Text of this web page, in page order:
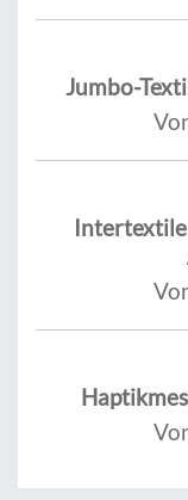
Jumbo-
Intertextile